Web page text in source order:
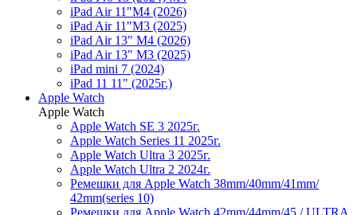
iPad Air 11"M4 (2026)
iPad Air 11"M3 (2025)
iPad Air 13" M4 (2026)
iPad Air 13" M3 (2025)
iPad mini 7 (2024)
iPad 11 11" (2025г.)
Apple Watch
Apple Watch
Apple Watch SE 3 2025г.
Apple Watch Series 11 2025г.
Apple Watch Ultra 3 2025г.
Apple Watch Ultra 2 2024г.
Ремешки для Apple Watch 38mm/40mm/41mm/
42mm(series 10)
Ремешки для Apple Watch 42mm/44mm/45 / ULTRA